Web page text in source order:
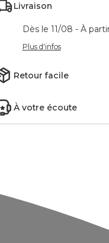
Livraison
Dès le 11/08 - À
Plus d'infos
Retour facile
À votre écoute
Coussin carré (40 cm)
Linah Gris